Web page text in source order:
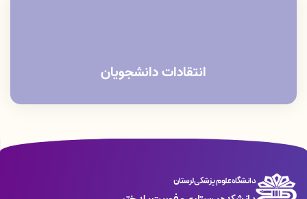
انتقادات دانشجویان
دانشگاه علوم پزشکی لرستان